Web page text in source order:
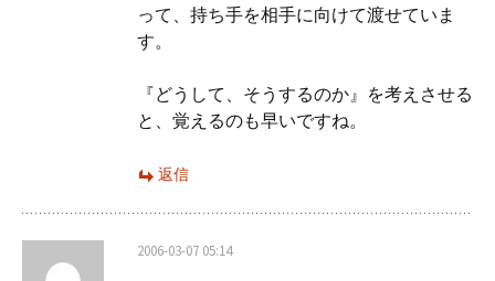
って、持ち手を相手に向けて渡せていま
す。
『どうして、そうするのか』を考えさせる
と、覚えるのも早いですね。
返信
2006-03-07 05:14